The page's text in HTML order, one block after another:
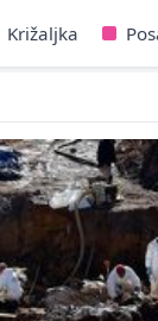
Križaljka